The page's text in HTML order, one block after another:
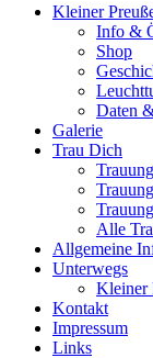
Kleiner
Info &
Shop
Daten
Galerie
Trau Dich
Alle
Allgemeine
Unterwegs
Kleiner
Kontakt
Impressum
Links